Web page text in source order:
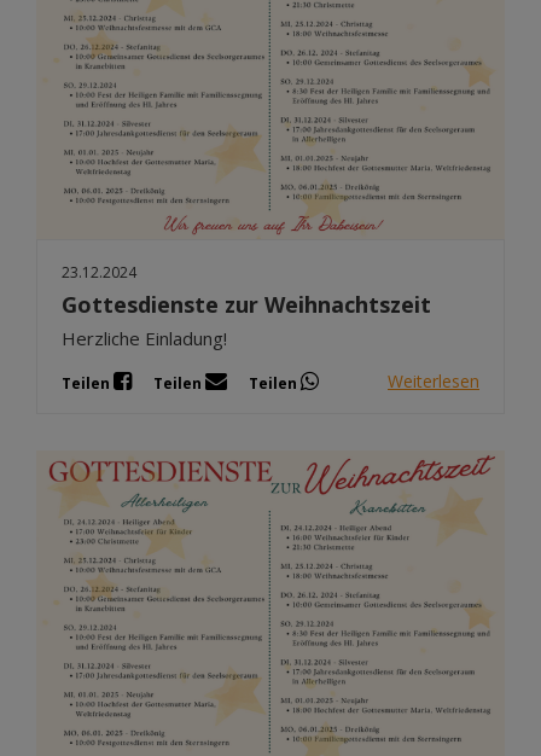
23.12.2024
Gottesdienste zur Weihnachtszeit
Herzliche Einladung!
Teilen Teilen Teilen Weiterlesen